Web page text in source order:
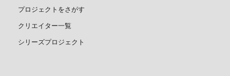
プロジェクトをさがす
クリエイター一覧
シリーズプロジェクト